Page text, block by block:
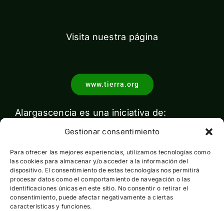
Gestionar consentimiento
Para ofrecer las mejores experiencias, utilizamos tecnologías como
las cookies para almacenar y/o acceder a la información del
dispositivo. El consentimiento de estas tecnologías nos permitirá
procesar datos como el comportamiento de navegación o las
identificaciones únicas en este sitio. No consentir o retirar el
consentimiento, puede afectar negativamente a ciertas
características y funciones.
Visita nuestra página
www.tierra.org
Alargascencia es una iniciativa de:
Con el apoyo de: